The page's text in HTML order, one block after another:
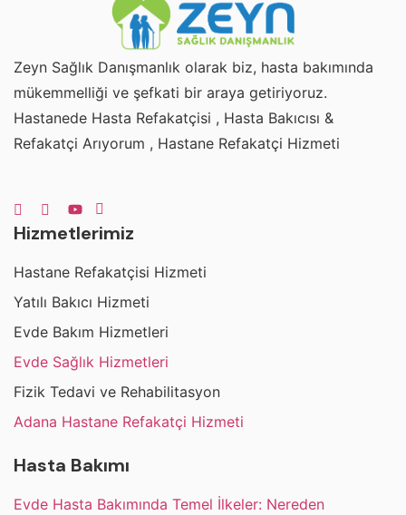
Zeyn Sağlık Danışmanlık olarak biz, hasta bakımında
mükemmelliği ve şefkati bir araya getiriyoruz.
Hastanede Hasta Refakatçisi , Hasta Bakıcısı &
Refakatçi Arıyorum , Hastane Refakatçi Hizmeti
Hizmetlerimiz
Hastane Refakatçisi Hizmeti
Yatılı Bakıcı Hizmeti
Evde Bakım Hizmetleri
Evde Sağlık Hizmetleri
Fizik Tedavi ve Rehabilitasyon
Adana Hastane Refakatçi Hizmeti
Hasta Bakımı
Evde Hasta Bakımında Temel İlkeler: Nereden